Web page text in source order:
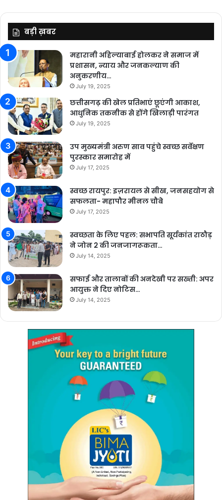
बड़ी ख़बर
महारानी अहिल्याबाई होलकर ने समाज में
प्रशासन, न्याय और जनकल्याण की
अनुकरणीय…
July 19, 2025
छत्तीसगढ़ की खेल प्रतिभाएं छूएंगी आकाश,
आधुनिक तकनीक से होंगे खिलाड़ी पारंगत
July 19, 2025
उप मुख्यमंत्री अरुण साव पहुंचे स्वच्छ सर्वेक्षण
पुरस्कार समारोह में
July 17, 2025
स्वच्छ रायपुर: इज़रायल से सीख, जनसहयोग से
सफलता- महापौर मीनल चौबे
July 17, 2025
स्वच्छता के लिए पहल: सभापति सूर्यकांत राठौड़
ने जोन 2 की जनजागरूकता…
July 14, 2025
सफाई और तालाबों की अनदेखी पर सख्ती: अपर
आयुक्त ने दिए नोटिस…
July 14, 2025